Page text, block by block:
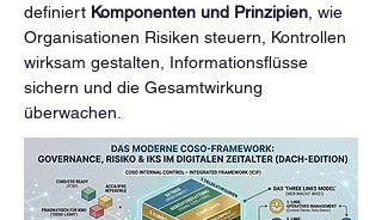
definiert Komponenten und Prinzipien , wie
Organisationen Risiken steuern, Kontrollen
wirksam gestalten, Informationsflüsse
sichern und die Gesamtwirkung
überwachen.